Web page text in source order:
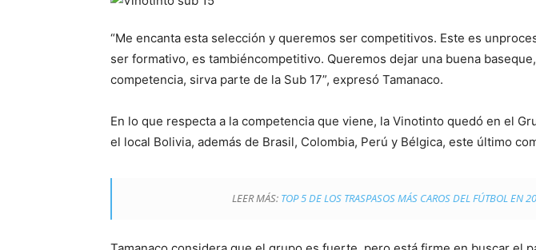
“Me encanta esta selección y queremos ser competitivos. Este es
ser formativo, es tambiéncompetitivo. Queremos dejar una buena
competencia, sirva parte de la Sub 17”, expresó Tamanaco.
En lo que respecta a la competencia que viene, la Vinotinto quedó en el
el local Bolivia, además de Brasil, Colombia, Perú y Bélgica, este último
LEER MÁS: TOP 5 DE LOS TRASPASOS MÁS CAROS DEL FÚTBOL EN